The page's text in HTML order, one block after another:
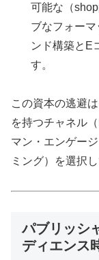
可能な（
ブなフォー
ンド構築とE
す。
この資本の逃避
を持つチャネル
マン・エンゲー
ミング）を選択
パブリッシ
ディエンス